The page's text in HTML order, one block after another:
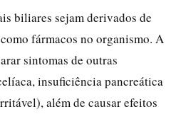
biliares sejam derivados de
fármacos no organismo. A
sintomas de outras
insuficiência pancreática
além de causar efeitos